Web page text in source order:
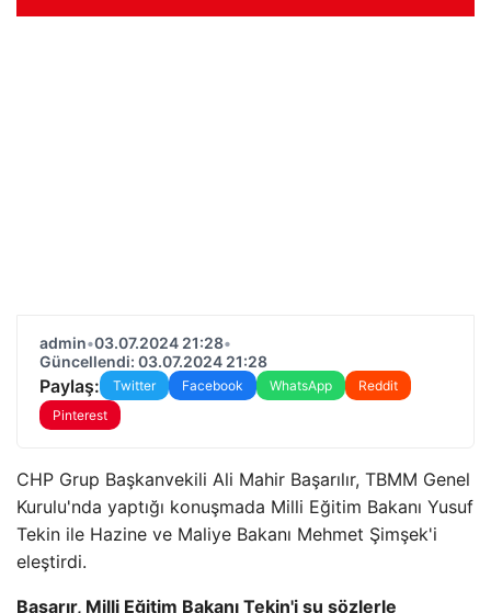
admin•03.07.2024 21:28•
Güncellendi: 03.07.2024 21:28
Paylaş: Twitter Facebook WhatsApp
Reddit
Pinterest
CHP Grup Başkanvekili Ali Mahir Başarılır, TBMM Genel
Kurulu'nda yaptığı konuşmada Milli Eğitim Bakanı Yusuf
Tekin ile Hazine ve Maliye Bakanı Mehmet Şimşek'i
eleştirdi.
Başarır, Milli Eğitim Bakanı Tekin'i şu sözlerle